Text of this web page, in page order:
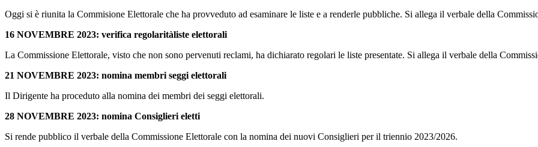
Oggi si è riunita la Commisione Elettorale che ha provveduto ad esaminare le liste e a renderle pubbliche. Si allega il verbale della
16 NOVEMBRE 2023: verifica regolaritàliste elettorali
La Commissione Elettorale, visto che non sono pervenuti reclami, ha dichiarato regolari le liste presentate. Si allega il verbale della
21 NOVEMBRE 2023: nomina membri seggi elettorali
Il Dirigente ha proceduto alla nomina dei membri dei seggi elettorali.
28 NOVEMBRE 2023: nomina Consiglieri eletti
Si rende pubblico il verbale della Commissione Elettorale con la nomina dei nuovi Consiglieri per il triennio 2023/2026.